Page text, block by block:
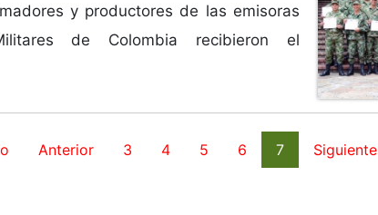
y productores de las emisoras
de Colombia recibieron el
Anterior 3 4 5 6 7 Siguiente